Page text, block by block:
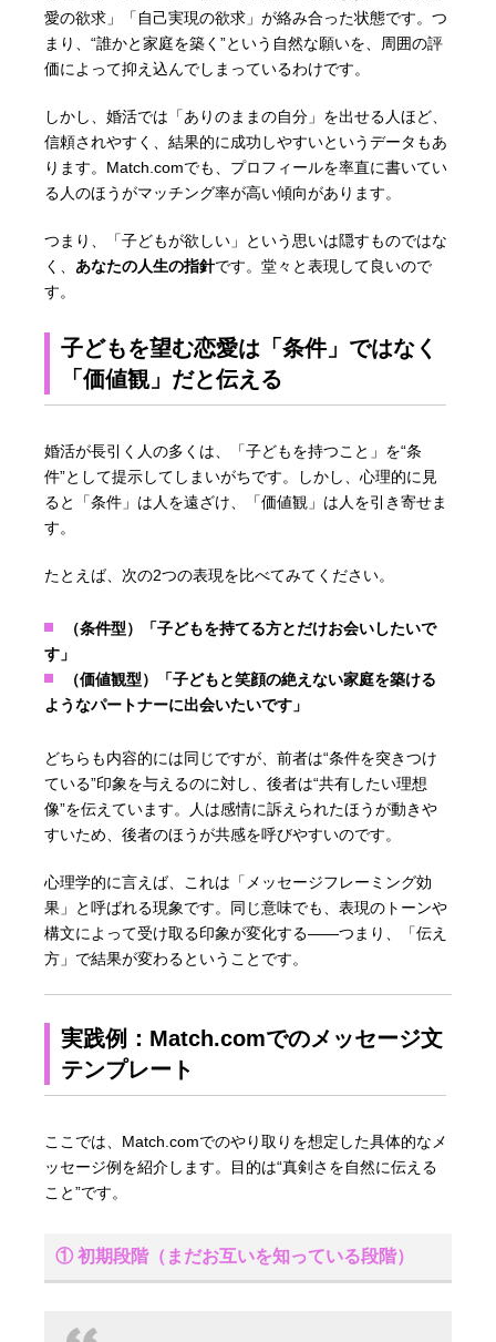
愛の欲求」「自己実現の欲求」が絡み合った状態です。つ
まり、“誰かと家庭を築く”という自然な願いを、周囲の評
価によって抑え込んでしまっているわけです。
しかし、婚活では「ありのままの自分」を出せる人ほど、
信頼されやすく、結果的に成功しやすいというデータもあ
ります。Match.comでも、プロフィールを率直に書いてい
る人のほうがマッチング率が高い傾向があります。
つまり、「子どもが欲しい」という思いは隠すものではな
く、 あなたの人生の指針です。堂々と表現して良いので
す。
子どもを望む恋愛は「条件」ではなく
「価値観」だと伝える
婚活が長引く人の多くは、「子どもを持つこと」を“条
件”として提示してしまいがちです。しかし、心理的に見
ると「条件」は人を遠ざけ、「価値観」は人を引き寄せま
す。
たとえば、次の2つの表現を比べてみてください。
（条件型）「子どもを持てる方とだけお会いしたいで
す」
（価値観型）「子どもと笑顔の絶えない家庭を築ける
ようなパートナーに出会いたいです」
どちらも内容的には同じですが、前者は“条件を突きつけ
ている”印象を与えるのに対し、後者は“共有したい理想
像”を伝えています。人は感情に訴えられたほうが動きや
すいため、後者のほうが共感を呼びやすいのです。
心理学的に言えば、これは「メッセージフレーミング効
果」と呼ばれる現象です。同じ意味でも、表現のトーンや
構文によって受け取る印象が変化する――つまり、「伝え
方」で結果が変わるということです。
実践例：Match.comでのメッセージ文
テンプレート
ここでは、Match.comでのやり取りを想定した具体的なメ
ッセージ例を紹介します。目的は“真剣さを自然に伝える
こと”です。
① 初期段階（まだお互いを知っている段階）